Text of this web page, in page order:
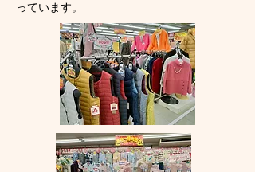
っています。